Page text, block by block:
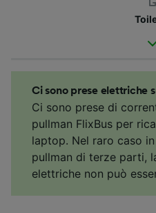
Ci sono prese elettriche
Ci sono prese di
pullman FlixBus per
laptop. Nel raro caso
pullman di terze parti,
elettriche non può